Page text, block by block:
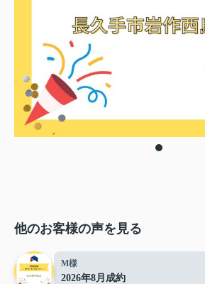
他のお客様の声を見る
M様
2026年8月成約